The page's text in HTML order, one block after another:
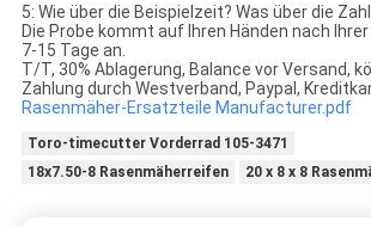
5: Wie über die Beispielzeit? Was über die
Die Probe kommt auf Ihren Händen nach
7-15 Tage an.
T/T, 30% Ablagerung, Balance vor Versand,
Zahlung durch Westverband, Paypal,
Rasenmäher-Ersatzteile Manufacturer.pdf
Toro-timecutter Vorderrad 105-3471
18x7.50-8 Rasenmäherreifen
20 x 8 x 8